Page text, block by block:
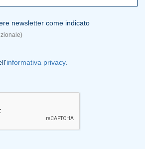
newsletter come indicato
informativa privacy.